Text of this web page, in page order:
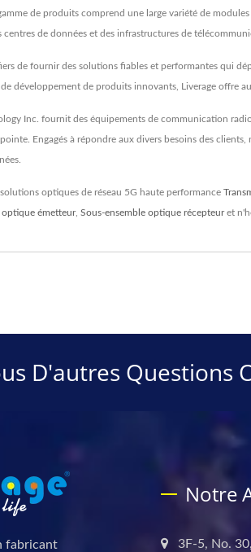
de produits comprend une large variété de
centres de données et des infrastructures de
de fournir des solutions fiables et performantes qui
développement de produits innovants, Liverage offre
Inc. fournit des équipements de communication
Engagés à répondre aux divers besoins des
optiques de réseau 5G haute performance
optique émetteur, Sous-ensemble optique récepteuret
D'autres Questions
fabricant
Notre
3F-5, No.